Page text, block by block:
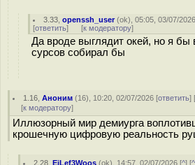
3.33 ,openssh_user(ok), 05:05, 03/07/
[ответить] [к модератору]
Да вроде выглядит окей, но я бы
сурсов собирал бы
1.16 ,Аноним (16), 10:20, 02/07/2026 [ответить] [
[к модератору]
Иллюзорный мир демиурга
крошечную цифровую реальность
2.28 ,EiLef3Woos (ok), 14:57, 02/07/2026 [^] [